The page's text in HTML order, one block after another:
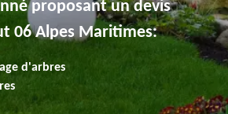
proposant un devis
06 Alpes Maritimes:
d'arbres